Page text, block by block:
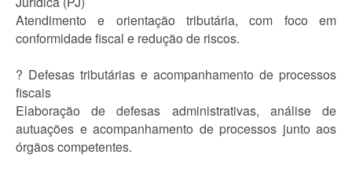
Atendimento e orientação tributária, com foco em
conformidade fiscal e redução de riscos.
? Defesas tributárias e acompanhamento de processos
fiscais
Elaboração de defesas administrativas, análise de
autuações e acompanhamento de processos junto aos
órgãos competentes.